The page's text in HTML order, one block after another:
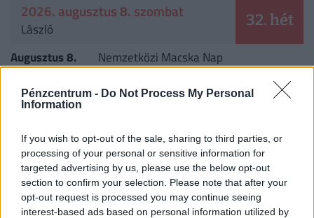
Pénzcentrum - Do Not Process My Personal
Information
If you wish to opt-out of the sale, sharing to third parties, or
processing of your personal or sensitive information for
targeted advertising by us, please use the below opt-out
section to confirm your selection. Please note that after your
opt-out request is processed you may continue seeing
interest-based ads based on personal information utilized by
2026. augusztus 8. szombat
László 32. hét
Augusztus 8. Nemzetközi Macska Nap
CÍMLAPRÓL AJÁNLJUK